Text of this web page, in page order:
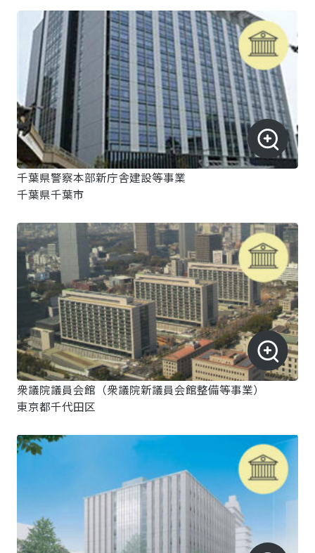
千葉県警察本部新庁舎建設等事業
千葉県千葉市
衆議院議員会館（衆議院新議員会館整備等事業）
東京都千代田区